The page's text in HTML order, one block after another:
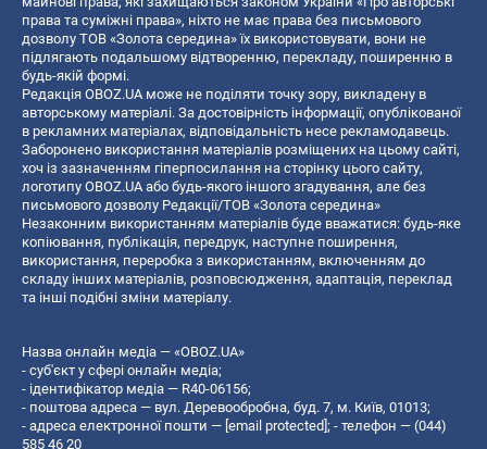
права та суміжні права», ніхто не має права без письмового
дозволу ТОВ «Золота середина» їх використовувати, вони не
підлягають подальшому відтворенню, перекладу, поширенню в
будь-якій формі.
Редакція OBOZ.UA може не поділяти точку зору, викладену в
авторському матеріалі. За достовірність інформації, опублікованої
в рекламних матеріалах, відповідальність несе рекламодавець.
Заборонено використання матеріалів розміщених на цьому сайті,
хоч із зазначенням гіперпосилання на сторінку цього сайту,
логотипу OBOZ.UA або будь-якого іншого згадування, але без
письмового дозволу Редакції/ТОВ «Золота середина»
Незаконним використанням матеріалів буде вважатися: будь-яке
копiювання, публiкацiя, передрук, наступне поширення,
використання, переробка з використанням, включенням до
складу інших матеріалів, розповсюдження, адаптація, переклад
та інші подібні зміни матеріалу.
Назва онлайн медіа — «OBOZ.UA»
- суб'єкт у сфері онлайн медіа;
- ідентифікатор медіа — R40-06156;
- поштова адреса — вул. Деревообробна, буд. 7, м. Київ, 01013;
- адреса електронної пошти — [email protected]; - телефон — (044)
585 46 20